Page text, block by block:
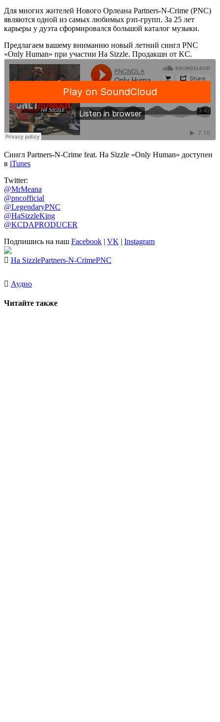
Для многих жителей Нового Орлеана Partners-N-Crime (PNC)
являются одной из самых любимых рэп-групп. За 25 лет
карьеры у дуэта сформировался большой каталог музыки.
Предлагаем вашему вниманию новый летний сингл PNC
«Only Human» при участии Ha Sizzle. Продакшн от KC.
Сингл Partners-N-Crime feat. Ha Sizzle «Only Human» доступен
в iTunes
Twitter:
@MrMeana
@pncofficial
@LegendaryPNC
@HaSizzleKing
@KCDAPRODUCER
Подпишись на наш Facebook | VK | Instagram
Ha SizzlePartners-N-CrimePNC
Аудио
Читайте также